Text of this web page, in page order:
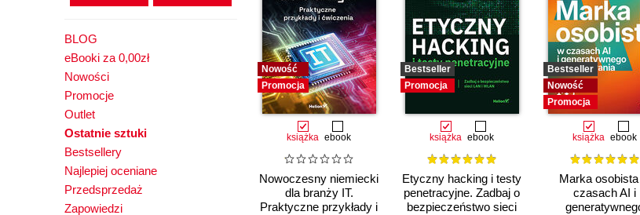
BLOG
eBooki za 0,00zł
Nowości
Promocje
Outlet
Ostatnie sztuki
Bestsellery
Najlepiej oceniane
Przedsprzedaż
Zapowiedzi
Nowość
Promocja
książka ebook
Nowoczesny niemiecki
dla branży IT.
Praktyczne przykłady i
Bestseller
Promocja
książka ebook
Etyczny hacking i testy
penetracyjne. Zadbaj o
bezpieczeństwo sieci
Bestseller
Nowość
Promocja
książka ebook
Marka
czasach AI i